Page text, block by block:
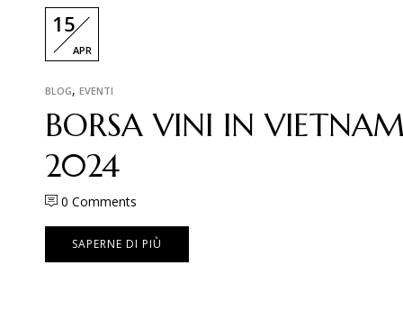
15
APR
BLOG, EVENTI
BORSA VINI IN
2024
0 Comments
SAPERNE DI PIÙ